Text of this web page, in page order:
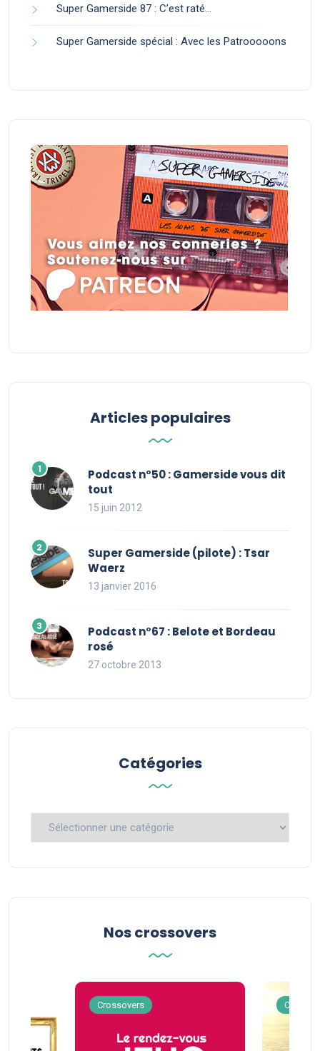
Super Gamerside 87 : C’est raté…
Super Gamerside spécial : Avec les Patrooooons
Articles populaires
Podcast n°50 : Gamerside vous dit
tout
15 juin 2012
Super Gamerside (pilote) : Tsar
Waerz
13 janvier 2016
Podcast n°67 : Belote et Bordeau
rosé
27 octobre 2013
Catégories
Catégories
Nos crossovers
Crossovers